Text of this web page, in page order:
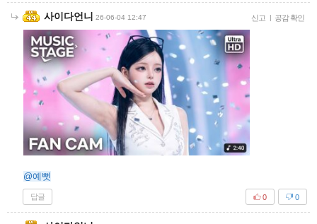
사이다언니 26-06-04 12:47 신고 | 공감 확인
@예뻣
답글 0
0